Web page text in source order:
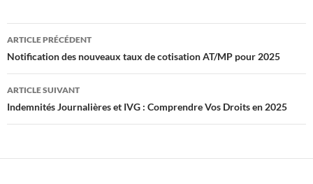
Navigation
des
articles
ARTICLE PRÉCÉDENT
Notification des nouveaux taux de cotisation AT/MP pour 2025
ARTICLE SUIVANT
Indemnités Journalières et IVG : Comprendre Vos Droits en 2025